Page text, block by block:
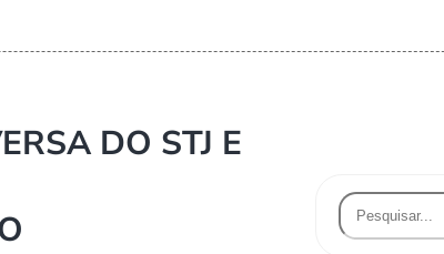
DO STJ E